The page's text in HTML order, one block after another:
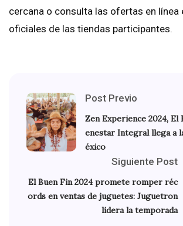
cercana o consulta las ofertas en línea
oficiales de las tiendas participantes.
Post Previo
Zen Experience 2024, El
enestar Integral llega a
éxico
Siguiente Post
El Buen Fin 2024 promete romper réc
ords en ventas de juguetes: Juguetron
lidera la temporada